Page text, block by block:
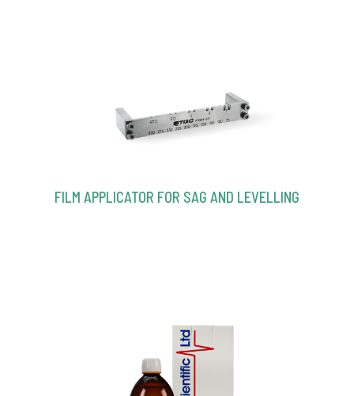
FILM APPLICATOR FOR SAG AND LEVELLING